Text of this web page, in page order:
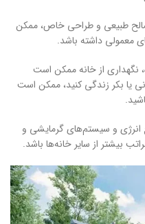
طبیعی و طراحی خاص، ممکن
معمولی داشته باشد.
نگهداری از خانه ممکن است
یا بکر زندگی کنید، ممکن است
انرژی و سیستم‌های گرمایشی و
بیشتر از سایر خانه‌ها باشد.